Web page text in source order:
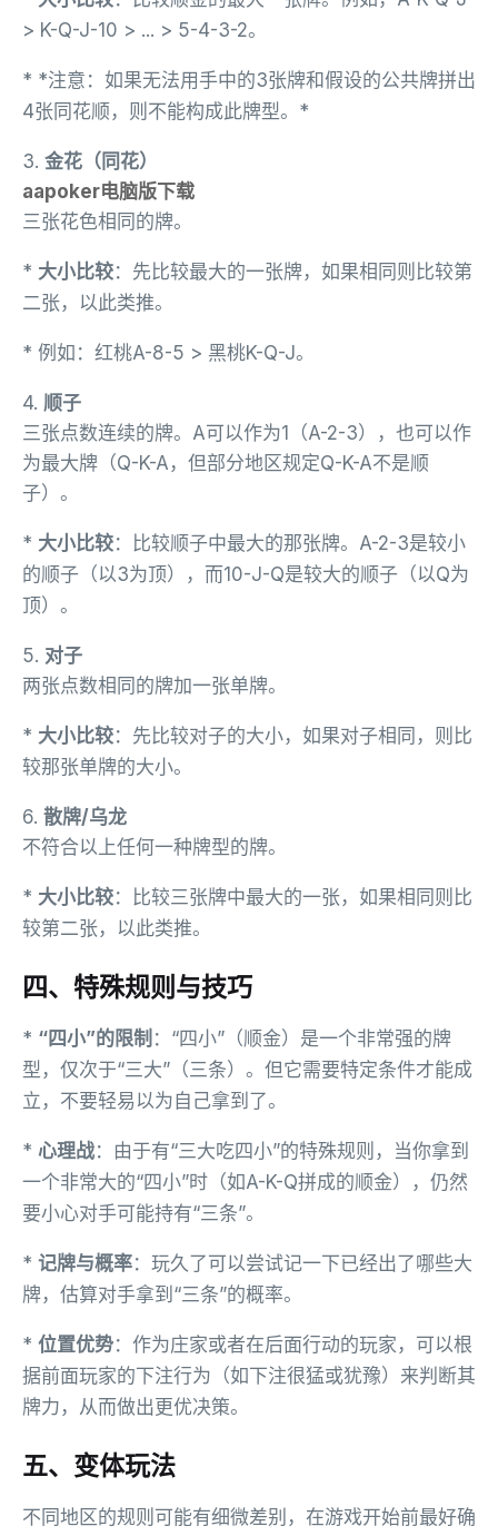
> K-Q-J-10 > ... > 5-4-3-2。
* *注意：如果无法用手中的3张牌和假设的公共牌拼出
4张同花顺，则不能构成此牌型。*
3. 金花（同花）
aapoker电脑版下载
三张花色相同的牌。
* 大小比较：先比较最大的一张牌，如果相同则比较第
二张，以此类推。
* 例如：红桃A-8-5 > 黑桃K-Q-J。
4. 顺子
三张点数连续的牌。A可以作为1（A-2-3），也可以作
为最大牌（Q-K-A，但部分地区规定Q-K-A不是顺
子）。
* 大小比较：比较顺子中最大的那张牌。A-2-3是较小
的顺子（以3为顶），而10-J-Q是较大的顺子（以Q为
顶）。
5. 对子
两张点数相同的牌加一张单牌。
* 大小比较：先比较对子的大小，如果对子相同，则比
较那张单牌的大小。
6. 散牌/乌龙
不符合以上任何一种牌型的牌。
* 大小比较：比较三张牌中最大的一张，如果相同则比
较第二张，以此类推。
四、特殊规则与技巧
* “四小”的限制 ：“四小”（顺金）是一个非常强的牌
型，仅次于“三大”（三条）。但它需要特定条件才能成
立，不要轻易以为自己拿到了。
* 心理战：由于有“三大吃四小”的特殊规则，当你拿到
一个非常大的“四小”时（如A-K-Q拼成的顺金），仍然
要小心对手可能持有“三条”。
* 记牌与概率：玩久了可以尝试记一下已经出了哪些大
牌，估算对手拿到“三条”的概率。
* 位置优势：作为庄家或者在后面行动的玩家，可以根
据前面玩家的下注行为（如下注很猛或犹豫）来判断其
牌力，从而做出更优决策。
五、变体玩法
不同地区的规则可能有细微差别，在游戏开始前最好确